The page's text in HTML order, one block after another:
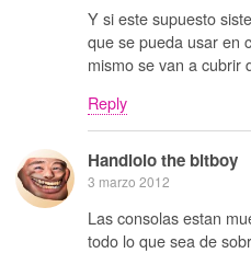
Y si este supuesto
que se pueda usar en
mismo se van a cubrir
Reply
Handlolo the bitboy
3 marzo 2012
Las consolas estan
todo lo que sea de